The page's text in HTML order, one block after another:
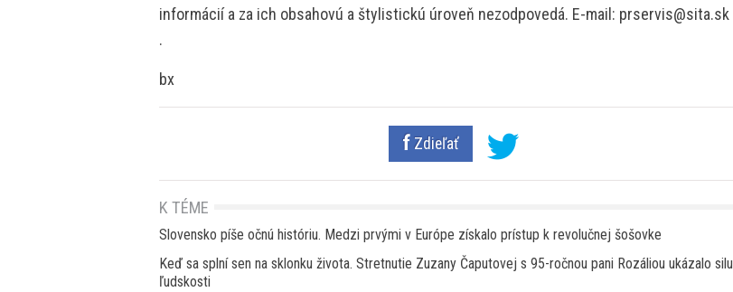
informácií a za ich obsahovú a štylistickú úroveň nezodpovedá. E-mail: prservis@sita.sk
.
bx
Zdieľať
K TÉME
Slovensko píše očnú históriu. Medzi prvými v Európe získalo prístup k revolučnej šošovke
Keď sa splní sen na sklonku života. Stretnutie Zuzany Čaputovej s 95-ročnou pani Rozáliou ukázalo silu
ľudskosti